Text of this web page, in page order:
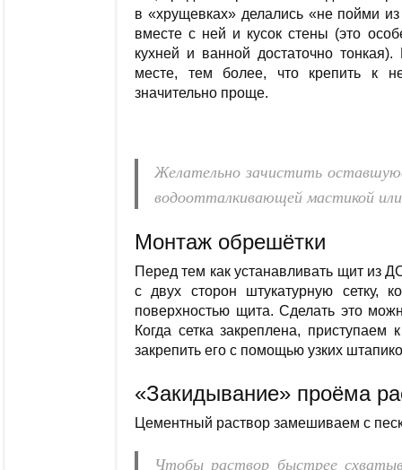
в «хрущевках» делались «не пойми
вместе с ней и кусок стены (это
кухней и ванной достаточно
месте, тем более, что крепить к
значительно проще.
Желательно зачистить
водоотталкивающей мастикой
Монтаж обрешётки
Перед тем как устанавливать щит из
с двух сторон штукатурную сетку,
поверхностью щита. Сделать это
Когда сетка закреплена,
закрепить его с помощью узких
«Закидывание» проёма
Цементный раствор замешиваем с
Чтобы раствор быстрее